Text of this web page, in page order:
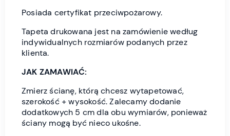
Posiada certyfikat przeciwpożarowy.
Tapeta drukowana jest na zamówienie według
indywidualnych rozmiarów podanych przez
klienta.
JAK ZAMAWIAĆ:
Zmierz ścianę, którą chcesz wytapetować,
szerokość + wysokość. Zalecamy dodanie
dodatkowych 5 cm dla obu wymiarów, ponieważ
ściany mogą być nieco ukośne.